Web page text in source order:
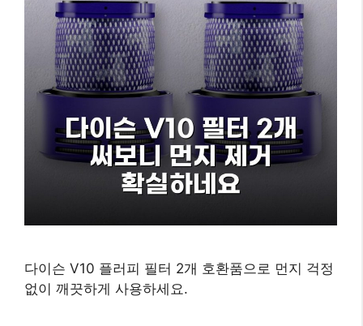
다이슨 V10 플러피 필터 2개 호환품으로 먼지 걱정
없이 깨끗하게 사용하세요.